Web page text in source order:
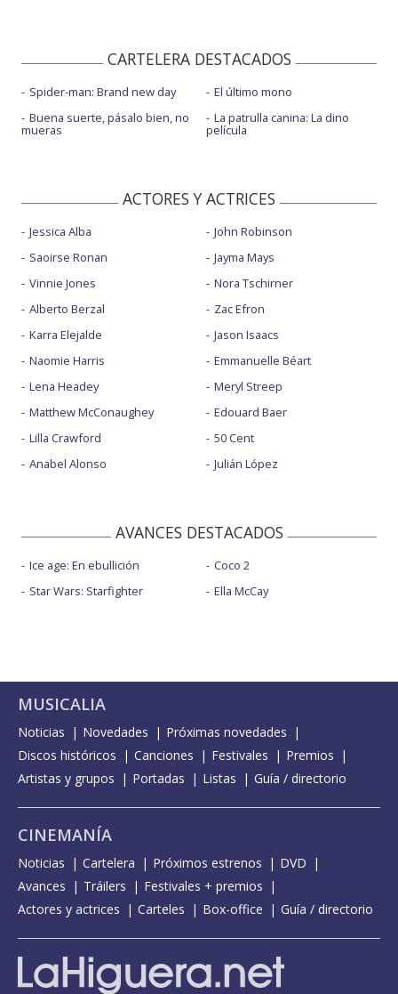
CARTELERA DESTACADOS
Spider-man: Brand new day
Buena suerte, pásalo bien, no
mueras
El último mono
La patrulla canina: La dino
película
ACTORES Y ACTRICES
Jessica Alba
Saoirse Ronan
Vinnie Jones
Alberto Berzal
Karra Elejalde
Naomie Harris
Lena Headey
Matthew McConaughey
Lilla Crawford
Anabel Alonso
John Robinson
Jayma Mays
Nora Tschirner
Zac Efron
Jason Isaacs
Emmanuelle Béart
Meryl Streep
Edouard Baer
50 Cent
Julián López
AVANCES DESTACADOS
Ice age: En ebullición
Star Wars: Starfighter
Coco 2
Ella McCay
MUSICALIA
Noticias Novedades
Próximas novedades
Discos históricos
Canciones Festivales
Premios
Artistas y grupos
Portadas Listas Guía / directorio
CINEMANÍA
Noticias Cartelera Próximos estrenos
DVD
Avances
Tráilers
Festivales + premios
Actores y actrices
Carteles Box-office Guía / directorio